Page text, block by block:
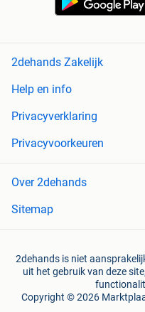
2dehands Zakelijk
Help en info
Privacyverklaring
Privacyvoorkeuren
Over 2dehands
Sitemap
2dehands is niet
uit het gebruik van deze
Copyright © 2026